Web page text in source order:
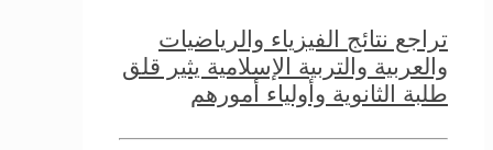
تراجع نتائج الفيزياء والرياضيات
والعربية والتربية الإسلامية يثير قلق
طلبة الثانوية وأولياء أمورهم